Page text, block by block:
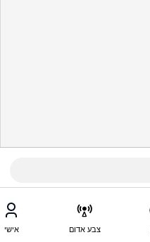
צבע אדום אישי